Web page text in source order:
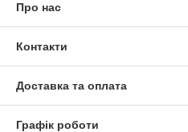
Про нас
Контакти
Доставка та оплата
Графік роботи